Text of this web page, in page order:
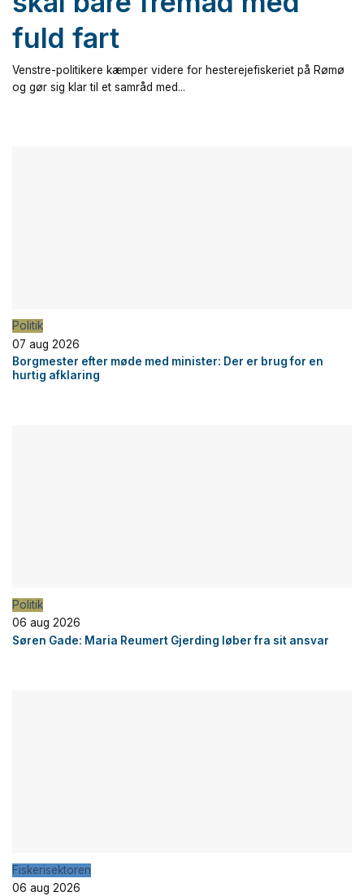
fuld fart
Venstre-politikere kæmper videre for hesterejefiskeriet på Rømø
og gør sig klar til et samråd med...
Politik
07 aug 2026
Borgmester efter møde med minister: Der er brug for en
hurtig afklaring
Politik
06 aug 2026
Søren Gade: Maria Reumert Gjerding løber fra sit ansvar
Fiskerisektoren
06 aug 2026